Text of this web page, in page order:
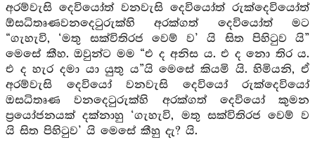
අරම්වැසි දෙවියෝත් වනවැසි දෙවියෝත් රුක්දෙවියෝත්
ඕසධිතෘණවනදෙටුරුක්හි අරක්ගත් දෙවියෝත් මට
“ගැහැවි, ‘මතු සක්විතිරජ වෙම් ව’ යි සිත පිහිටුව යි”
මෙසේ කීහ. ඔවුන්ට මම “එ ද අනිස ය. එ ද නො තිර ය.
එ ද හැර දමා යා යුතු ය”යි මෙසේ කියමි යි. හිමියනි, ඒ
අරම්වැසි දෙවියෝ වනවැසි දෙවියෝ රුක්දෙවියෝ
ඔසධිතෘණ වනදෙටුරුක්හි අරක්ගත් දෙවියෝ කුමන
ප්‍රයෝජනයක් දක්නාහු ‘ගැහැවි, මතු සක්විතිරජ වෙම් ව
යි සිත පිහිටුව’ යි මෙසේ කීහු දැ? යි.